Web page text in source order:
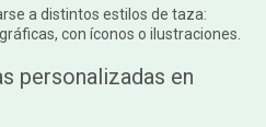
a distintos estilos de taza:
con íconos o ilustraciones.
personalizadas en